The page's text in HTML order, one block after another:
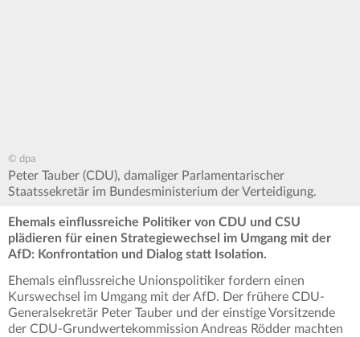
© dpa
Peter Tauber (CDU), damaliger Parlamentarischer
Staatssekretär im Bundesministerium der Verteidigung.
Ehemals einflussreiche Politiker von CDU und CSU
plädieren für einen Strategiewechsel im Umgang mit der
AfD: Konfrontation und Dialog statt Isolation.
Ehemals einflussreiche Unionspolitiker fordern einen
Kurswechsel im Umgang mit der AfD. Der frühere CDU-
Generalsekretär Peter Tauber und der einstige Vorsitzende
der CDU-Grundwertekommission Andreas Rödder machten